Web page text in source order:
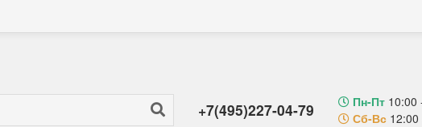
+7(495)227-04-79 Пн-Пт 10:00
Сб-Вс